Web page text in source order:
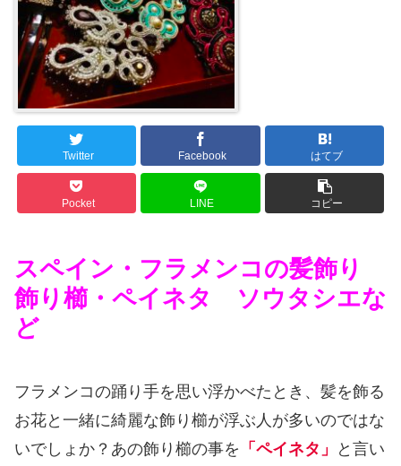
Twitter Facebook はてブ
Pocket LINE コピー
スペイン・フラメンコの髪飾り
飾り櫛・ペイネタ ソウタシエな
ど
フラメンコの踊り手を思い浮かべたとき、髪を飾る
お花と一緒に綺麗な飾り櫛が浮ぶ人が多いのではな
いでしょか？あの飾り櫛の事を 「ペイネタ」
と言い